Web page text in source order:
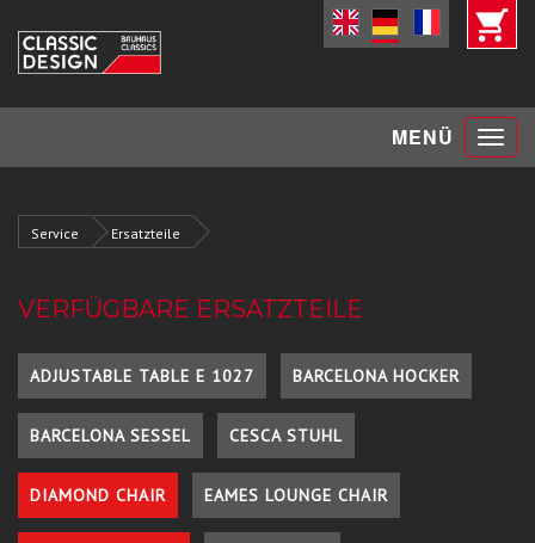
MENÜ Toggle
Service Ersatzteile
VERFÜGBARE ERSATZTEILE
ADJUSTABLE TABLE E 1027 BARCELONA HOCKER
BARCELONA SESSEL CESCA STUHL
DIAMOND CHAIR EAMES LOUNGE CHAIR